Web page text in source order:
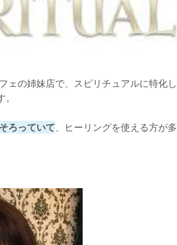
ェの姉妹店で、スピリチュアルに特化し
ろっていて、ヒーリングを使える方が多